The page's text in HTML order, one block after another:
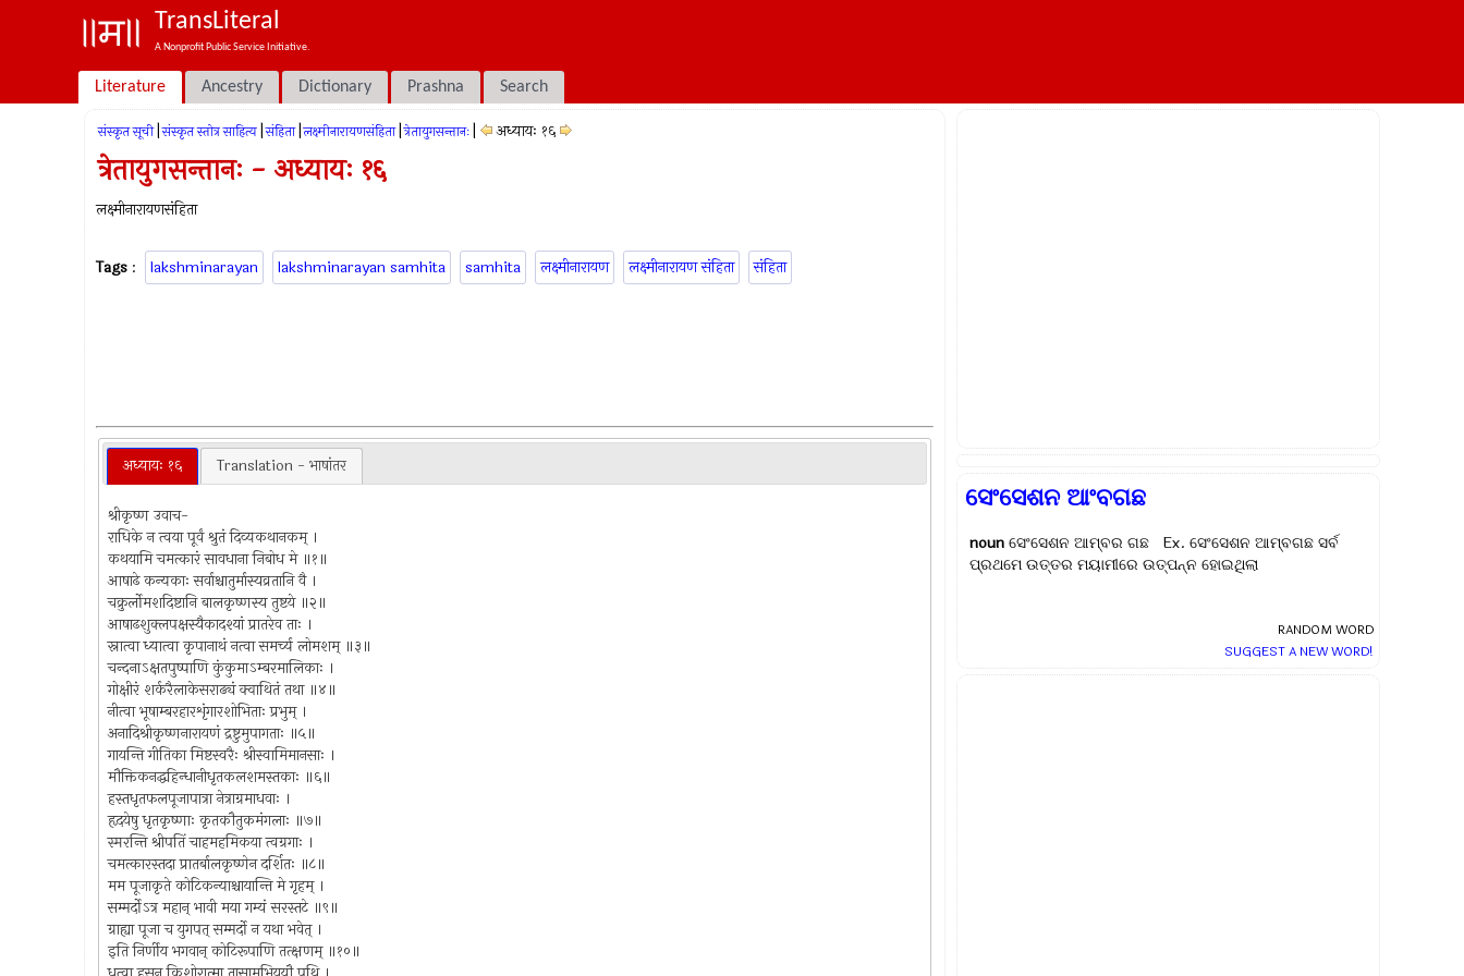
TransLiteral
A Nonprofit Public Service Initiative.
Literature Ancestry Dictionary Prashna Search
संस्कृत सूची संस्कृत स्तोत्र साहित्य संहिता लक्ष्मीनारायणसंहिता त्रेतायुगसन्तानः अध्यायः १६
त्रेतायुगसन्तानः - अध्यायः १६
लक्ष्मीनारायणसंहिता
Tags : lakshminarayan lakshminarayan samhita samhita लक्ष्मीनारायण लक्ष्मीनारायण संहिता संहिता
अध्यायः १६ Translation - भाषांतर
श्रीकृष्ण उवाच-
राधिके न त्वया पूर्वं श्रुतं दिव्यकथानकम् ।
कथयामि चमत्कारं सावधाना निबोध मे ॥१॥
आषाढे कन्यकाः सर्वाश्चातुर्मास्यव्रतानि वै ।
चक्रुर्लोमशदिष्टानि बालकृष्णस्य तुष्टये ॥२॥
आषाढशुक्लपक्षस्यैकादश्यां प्रातरेव ताः ।
स्नात्वा ध्यात्वा कृपानाथं नत्वा समर्च्य लोमशम् ॥३॥
चन्दनाऽक्षतपुष्पाणि कुंकुमाऽम्बरमालिकाः ।
गोक्षीरं शर्करैलाकेसराढ्यं क्वाथितं तथा ॥४॥
नीत्वा भूषाम्बरहारशृंगारशोभिताः प्रभुम् ।
अनादिश्रीकृष्णनारायणं द्रष्टुमुपागताः ॥५॥
गायन्ति गीतिका मिष्टस्वरैः श्रीस्वामिमानसाः ।
मौक्तिकनद्धहिन्धानीधृतकलशमस्तकाः ॥६॥
हस्तधृतफलपूजापात्रा नेत्राग्रमाधवाः ।
हृदयेषु धृतकृष्णाः कृतकौतुकमंगलाः ॥७॥
स्मरन्ति श्रीपतिं चाहमहमिकया त्वग्रगाः ।
चमत्कारस्तदा प्रातर्बालकृष्णेन दर्शितः ॥८॥
मम पूजाकृते कोटिकन्याश्चायान्ति मे गृहम् ।
सम्मर्दोऽत्र महान् भावी मया गम्यं सरस्तटे ॥९॥
ग्राह्या पूजा च युगपत् सम्मर्दो न यथा भवेत् ।
इति निर्णीय भगवान् कोटिरूपाणि तत्क्षणम् ॥१०॥
ସେଂସେଶନ ଆଂବଗଛ
nounସେଂସେଶନ ଆମ୍ବର ଗଛ Ex. ସେଂସେଶନ ଆମ୍ବଗଛ ସର୍ବ
ପ୍ରଥମେ ଉତ୍ତର ମୟାମୀରେ ଉତ୍ପନ୍ନ ହୋଇଥିଲା
RANDOM WORD
SUGGEST A NEW WORD!